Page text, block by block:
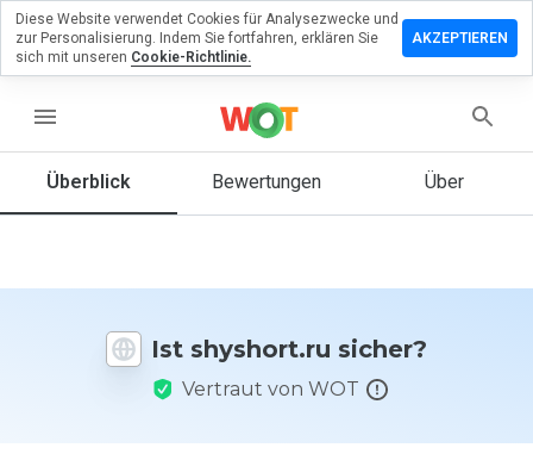
menu
Überblick Bewertungen Über
Ist shyshort.ru sicher?
Vertraut von WOT
eine
würden
Diese Website verwendet Cookies für Analysezwecke und
zur Personalisierung. Indem Sie fortfahren, erklären Sie
sich mit unseren Cookie-Richtlinie.
AKZEPTIEREN